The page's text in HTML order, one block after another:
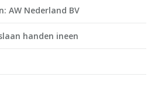
AW Nederland BV
handen ineen